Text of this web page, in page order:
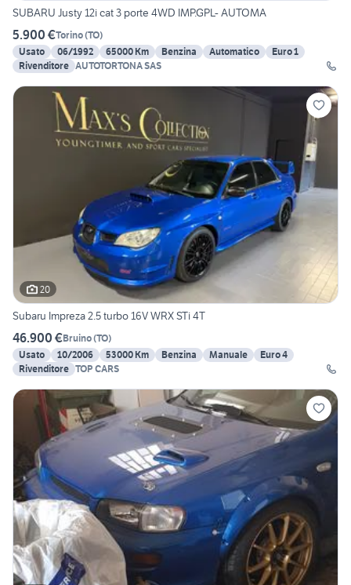
SUBARU Justy 12i cat 3 porte 4WD IMP.GPL- AUTOMA
5.900 €Torino(TO)
Usato
06/1992 65000 Km Benzina Automatico
Euro 1
Rivenditore AUTOTORTONA SAS
20
Subaru Impreza 2.5 turbo 16V WRX STi 4T
46.900 €Bruino(TO)
Usato
10/2006 53000 Km Benzina Manuale
Euro 4
Rivenditore TOP CARS